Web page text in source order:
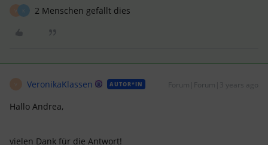
2 Menschen gefällt dies
VeronikaKlassen AUTOR*IN Forum|Forum|3 years ago
Hallo Andrea,
vielen Dank für die Antwort!